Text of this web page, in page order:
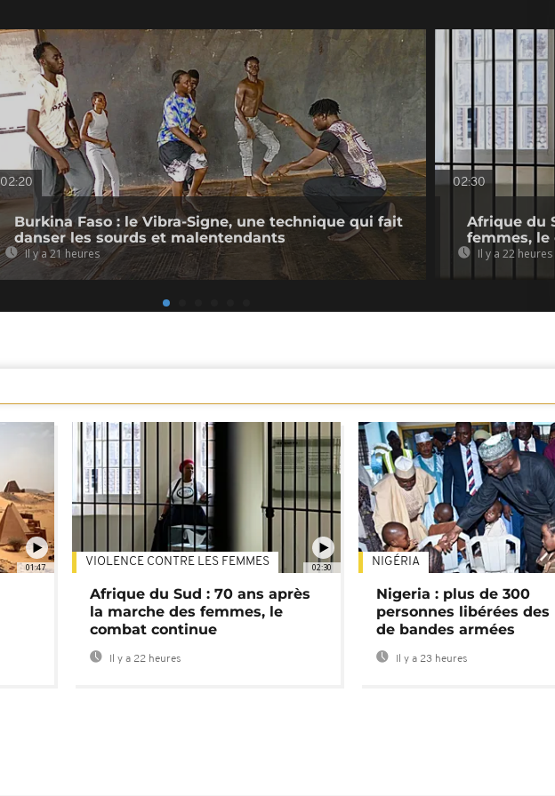
02:20
Burkina Faso : le Vibra-Signe, une technique qui fait
danser les sourds et malentendants
Il y a 21 heures
02:30
Afrique du
femmes, le
Il y a 22 heures
01:47 02:30
VIOLENCE CONTRE LES FEMMES
Afrique du Sud : 70 ans après
la marche des femmes, le
combat continue
Il y a 22 heures
NIGÉRIA
Nigeria : plus de 300
personnes libérées des
de bandes armées
Il y a 23 heures